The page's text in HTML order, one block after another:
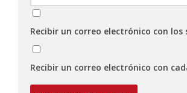
Recibir un correo electrónico con
Recibir un correo electrónico con